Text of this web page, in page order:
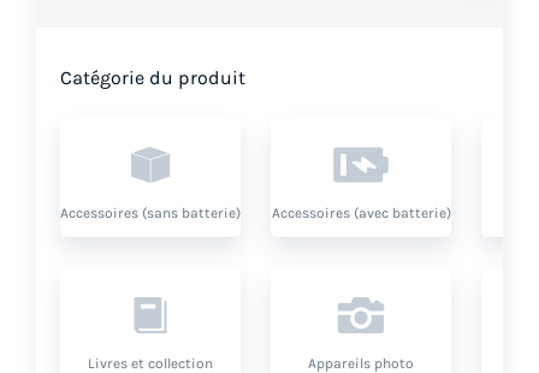
Catégorie du produit
Accessoires (sans batterie) Accessoires (avec batterie)
Livres et collection Appareils photo